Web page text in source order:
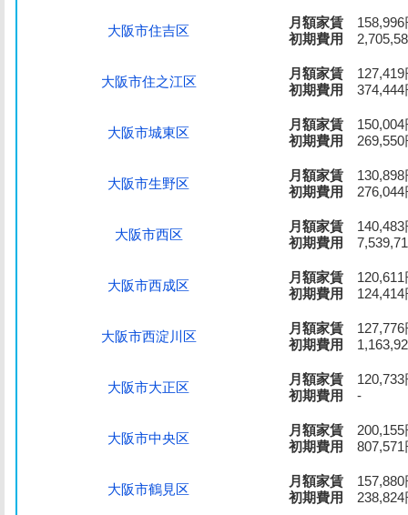
大阪市住吉区
月額家賃 158,996
初期費用
大阪市住之江区
月額家賃 127,419
初期費用
374,444
大阪市城東区
月額家賃 150,004
初期費用
269,550
大阪市生野区
月額家賃 130,898
初期費用
276,044
大阪市西区
月額家賃 140,483
初期費用
大阪市西成区
月額家賃 120,611
初期費用
124,414
大阪市西淀川区
月額家賃 127,776
初期費用
大阪市大正区
月額家賃 120,733
初期費用
-
大阪市中央区
月額家賃 200,155
初期費用
807,571
大阪市鶴見区
月額家賃 157,880
初期費用
238,824